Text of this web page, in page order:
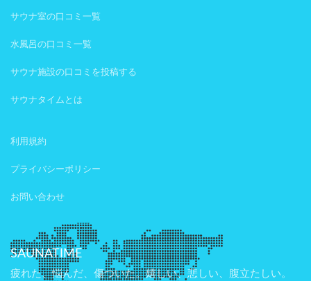
サウナ室の口コミ一覧
水風呂の口コミ一覧
サウナ施設の口コミを投稿する
サウナタイムとは
利用規約
プライバシーポリシー
お問い合わせ
SAUNATIME
疲れた、悩んだ、傷ついた。嬉しい、悲しい、腹立たしい。